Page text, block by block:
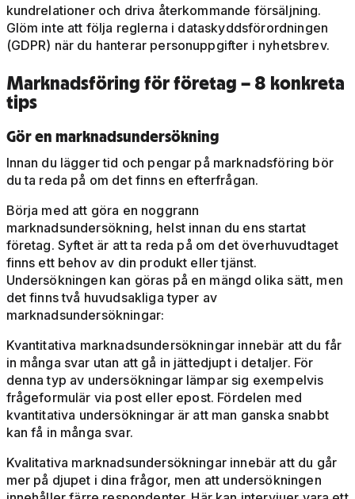
kundrelationer och driva återkommande försäljning.
Glöm inte att följa reglerna i dataskyddsförordningen
(GDPR) när du hanterar personuppgifter i nyhetsbrev.
Marknadsföring för företag – 8 konkreta
tips
Gör en marknadsundersökning
Innan du lägger tid och pengar på marknadsföring bör
du ta reda på om det finns en efterfrågan.
Börja med att göra en noggrann
marknadsundersökning, helst innan du ens startat
företag. Syftet är att ta reda på om det överhuvudtaget
finns ett behov av din produkt eller tjänst.
Undersökningen kan göras på en mängd olika sätt, men
det finns två huvudsakliga typer av
marknadsundersökningar:
Kvantitativa marknadsundersökningar innebär att du får
in många svar utan att gå in jättedjupt i detaljer. För
denna typ av undersökningar lämpar sig exempelvis
frågeformulär via post eller epost. Fördelen med
kvantitativa undersökningar är att man ganska snabbt
kan få in många svar.
Kvalitativa marknadsundersökningar innebär att du går
mer på djupet i dina frågor, men att undersökningen